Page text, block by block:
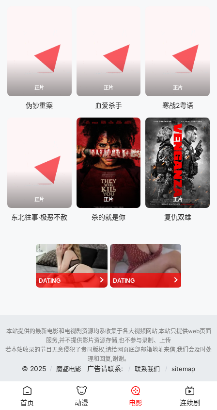
正片
伪钞重案
正片
血爱杀手
正片
寒战2粤语
正片
东北往事·极恶不赦
正片
杀的就是你
正片
复仇双雄
DATING DATING
本站提供的最新电影和电视剧资源均系收集于各大视频网站,本站只提供web页面
服务,并不提供影片资源存储,也不参与录制、上传
若本站收录的节目无意侵犯了贵司版权,请给网页底部邮箱地址来信,我们会及时处
理和回复,谢谢。
© 2025 魔都电影 广告请联系: 联系我们 sitemap
首页 动漫 电影 连续剧